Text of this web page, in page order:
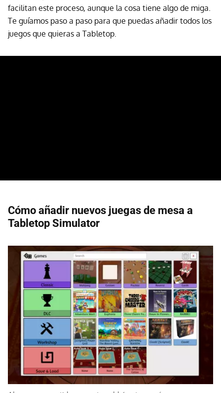
facilitan este proceso, aunque la cosa tiene algo de miga.
Te guíamos paso a paso para que puedas añadir todos los
juegos que quieras a Tabletop.
Cómo añadir nuevos juegas de mesa a
Tabletop Simulator